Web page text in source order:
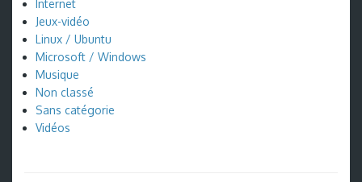
Internet
Jeux-vidéo
Linux / Ubuntu
Microsoft / Windows
Musique
Non classé
Sans catégorie
Vidéos